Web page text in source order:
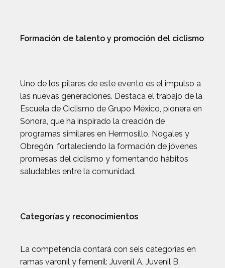
Formación de talento y promoción del ciclismo
Uno de los pilares de este evento es el impulso a
las nuevas generaciones. Destaca el trabajo de la
Escuela de Ciclismo de Grupo México, pionera en
Sonora, que ha inspirado la creación de
programas similares en Hermosillo, Nogales y
Obregón, fortaleciendo la formación de jóvenes
promesas del ciclismo y fomentando hábitos
saludables entre la comunidad.
Categorías y reconocimientos
La competencia contará con seis categorías en
ramas varonil y femenil: Juvenil A, Juvenil B,